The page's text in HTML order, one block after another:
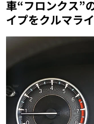
車“フロンクス”
イプをクルマラ